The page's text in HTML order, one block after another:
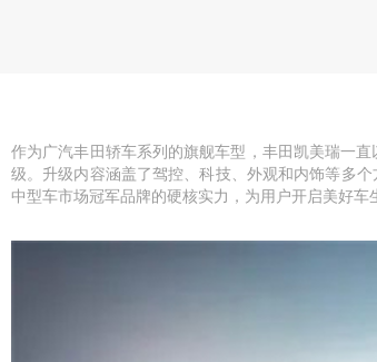
作为广汽丰田轿车系列的旗舰车型，丰田凯美瑞一
级。升级内容涵盖了驾控、科技、外观和内饰等多
中型车市场冠军品牌的硬核实力，为用户开启美好车